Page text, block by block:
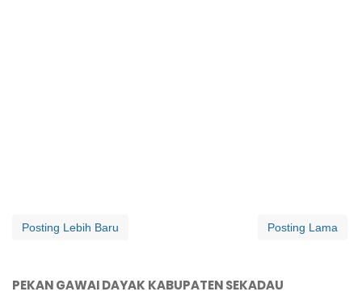
Posting Lebih Baru Posting Lama
PEKAN GAWAI DAYAK KABUPATEN SEKADAU